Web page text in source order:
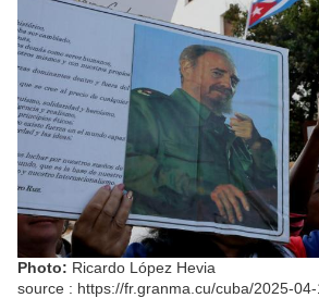
Photo: Ricardo López Hevia
source : https://fr.granma.cu/cuba/2025-